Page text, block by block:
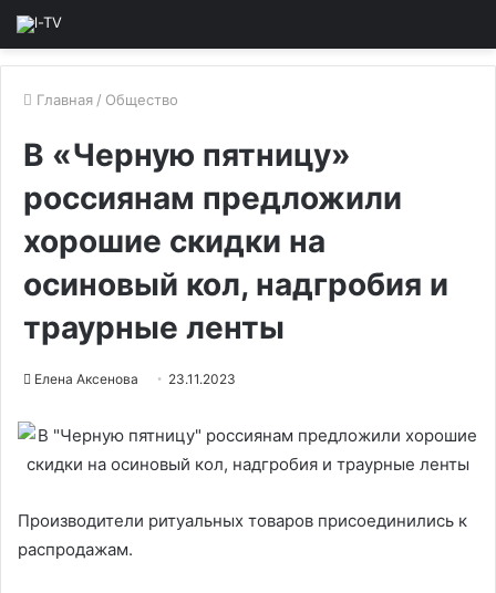
Главная / Общество
В «Черную пятницу»
россиянам предложили
хорошие скидки на
осиновый кол, надгробия и
траурные ленты
Елена Аксенова 23.11.2023
Производители ритуальных товаров присоединились к
распродажам.